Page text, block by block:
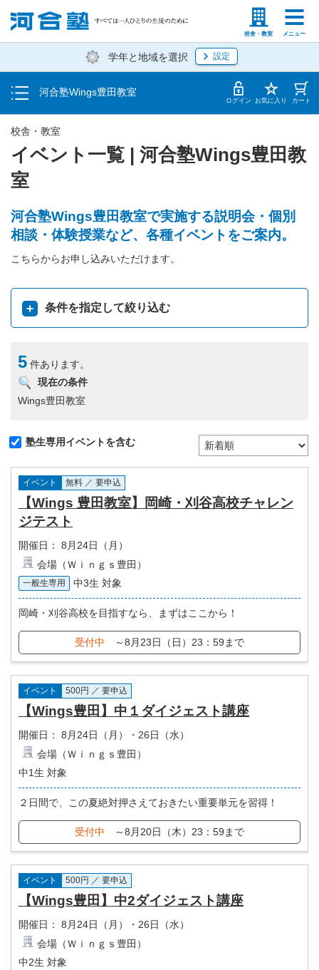
校舎・教室 メニュー
塾生の方 高等学校の先生
学年と地域を選択 設定
河合塾Wings豊田教室
トップ
地図・アクセス ログイン お気に入り カート
イベント一覧 | 河合塾Wings豊田教
室
校舎・教室
河合塾Wings豊田教室で実施する説明会・個別
相談・体験授業など、各種イベントをご案内。
こちらからお申し込みいただけます。
条件を指定して絞り込む
5 件あります。
現在の条件
Wings豊田教室
塾生専用イベントを含む
イベント 無料 ／ 要申込
【Wings 豊田教室】岡崎・刈谷高校チャレン
ジテスト
開催日：
8月24日（月）
会場（Ｗｉｎｇｓ豊田）
一般生専用 中3生 対象
岡崎・刈谷高校を目指すなら、まずはここから！
受付中 ～8月23日（日）23：59まで
イベント 500円 ／ 要申込
【Wings豊田】中１ダイジェスト講座
開催日：
8月24日（月）・26日（水）
会場（Ｗｉｎｇｓ豊田）
中1生 対象
２日間で、この夏絶対押さえておきたい重要単元を習得！
受付中 ～8月20日（木）23：59まで
イベント 500円 ／ 要申込
【Wings豊田】中2ダイジェスト講座
開催日：
8月24日（月）・26日（水）
会場（Ｗｉｎｇｓ豊田）
中2生 対象